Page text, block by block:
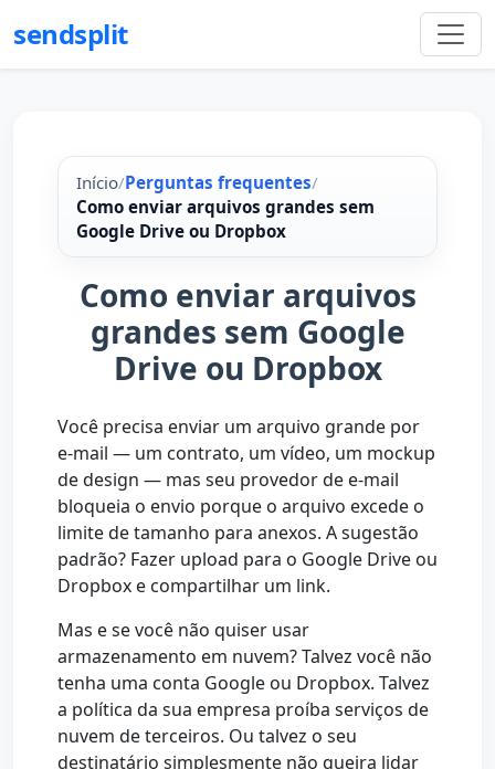
sendsplit
Início/Perguntas frequentes/
Como enviar arquivos grandes sem
Google Drive ou Dropbox
Como enviar arquivos
grandes sem Google
Drive ou Dropbox
Você precisa enviar um arquivo grande por
e-mail — um contrato, um vídeo, um mockup
de design — mas seu provedor de e-mail
bloqueia o envio porque o arquivo excede o
limite de tamanho para anexos. A sugestão
padrão? Fazer upload para o Google Drive ou
Dropbox e compartilhar um link.
Mas e se você não quiser usar
armazenamento em nuvem? Talvez você não
tenha uma conta Google ou Dropbox. Talvez
a política da sua empresa proíba serviços de
nuvem de terceiros. Ou talvez o seu
destinatário simplesmente não queira lidar